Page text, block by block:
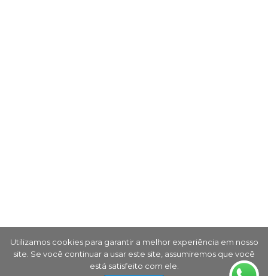
Utilizamos cookies para garantir a melhor experiência em nosso
site. Se você continuar a usar este site, assumiremos que você
está satisfeito com ele.